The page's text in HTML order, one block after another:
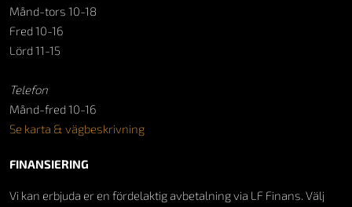
Månd-tors 10-18
Fred 10-16
Lörd 11-15
Telefon
Månd-fred 10-16
Se karta & vägbeskrivning
FINANSIERING
Vi kan erbjuda er en fördelaktig avbetalning via LF Finans. Välj